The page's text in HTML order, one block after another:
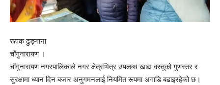
रूपक ढुङ्गाना
चाँगुनारायण ।
चाँगुनारायण नगरपालिकाले नगर क्षेत्रभित्र उपलब्ध खाद्य वस्तुको गुणस्तर र
सुरक्षामा ध्यान दिन बजार अनुगमनलाई नियमित रूपमा अगाडि बढाइरहेको छ।